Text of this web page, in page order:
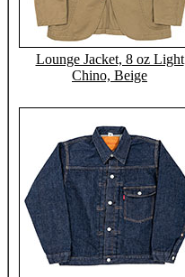
Lounge Jacket, 8 oz Light
Chino, Beige